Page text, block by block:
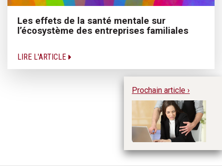
Les effets de la santé mentale sur
l’écosystème des entreprises familiales
LIRE L'ARTICLE
Prochain article ›